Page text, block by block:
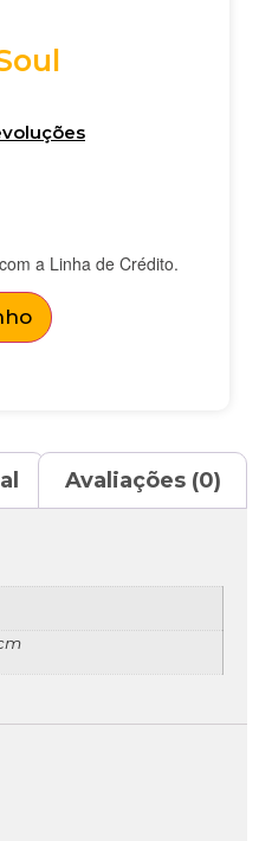
com a Linha de Crédito.
Avaliações (0)